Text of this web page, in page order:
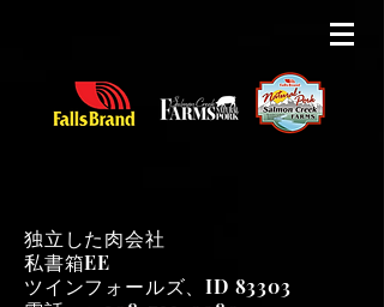
独立した肉会社
私書箱EE
ツインフォールズ、ID 83303